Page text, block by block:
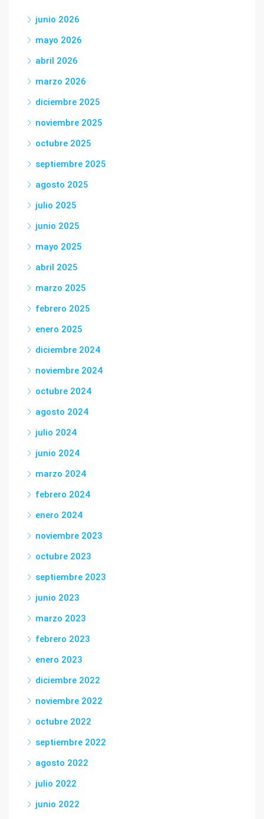
junio 2026
mayo 2026
abril 2026
marzo 2026
diciembre 2025
noviembre 2025
octubre 2025
septiembre 2025
agosto 2025
julio 2025
junio 2025
mayo 2025
abril 2025
marzo 2025
febrero 2025
enero 2025
diciembre 2024
noviembre 2024
octubre 2024
agosto 2024
julio 2024
junio 2024
marzo 2024
febrero 2024
enero 2024
noviembre 2023
octubre 2023
septiembre 2023
junio 2023
marzo 2023
febrero 2023
enero 2023
diciembre 2022
noviembre 2022
octubre 2022
septiembre 2022
agosto 2022
julio 2022
junio 2022